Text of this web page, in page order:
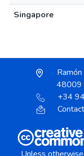
Singapore
48009
+34
Contact